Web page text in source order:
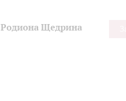
Щедрина